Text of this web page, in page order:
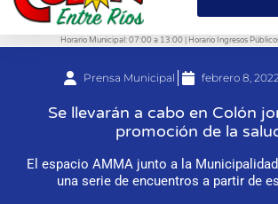
Horario Municipal: 07:00 a 13:00 | Horario Ingresos
Prensa Municipal febrero 8, 2022
Se llevarán a cabo en Colón
promoción de la
El espacio AMMA junto a la
una serie de encuentros a partir de